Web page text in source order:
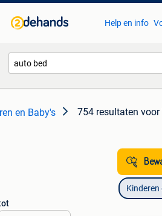
Help en info
en Baby's 754 resultaten voor
Kinderen